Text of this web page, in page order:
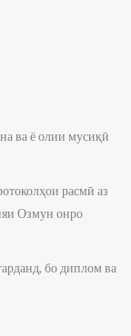
ва ё олии мусиқӣ
расмӣ аз
Озмун онро
бо диплом ва